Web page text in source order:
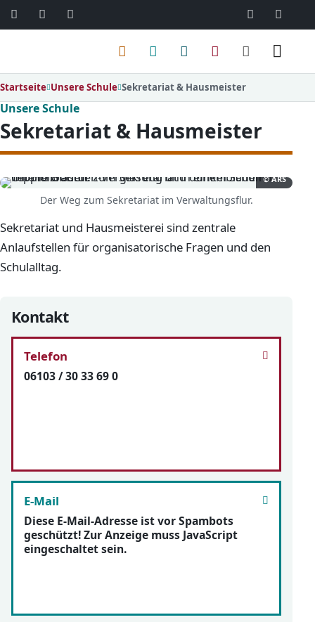
06103 / 30
Menü
Startseite Unsere Schule Sekretariat & Hausmeister
Unsere Schule
Sekretariat & Hausmeister
© ARS
Der Weg zum Sekretariat im Verwaltungsflur.
Sekretariat und Hausmeisterei sind zentrale
Anlaufstellen für organisatorische Fragen und den
Schulalltag.
Kontakt
Telefon
06103 / 30 33 69 0
E-Mail
Diese E-Mail-Adresse ist vor Spambots
geschützt! Zur Anzeige muss JavaScript
eingeschaltet sein.